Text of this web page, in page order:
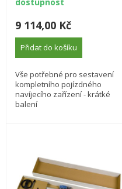
9 114,00 Kč
Přidat do košíku
Vše potřebné pro sestavení
kompletního pojízdného
navíjecího zařízení - krátké
balení